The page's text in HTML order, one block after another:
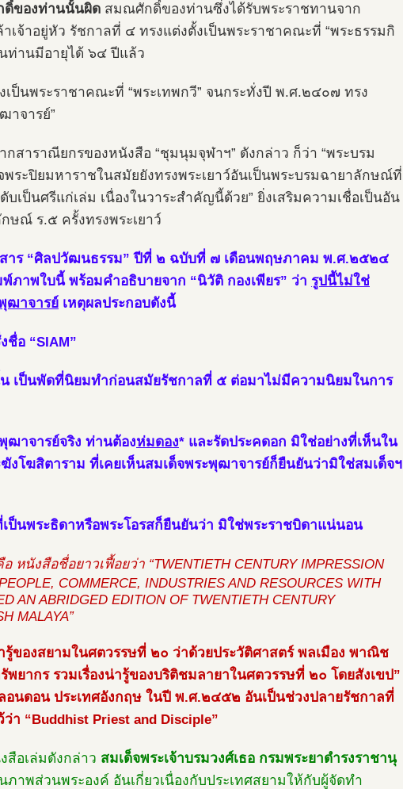
ดิ์ของท่านนั้นผิด สมณศักดิ์ของท่านซึ่งได้รับพระราชทานจาก
เจ้าอยู่หัว รัชกาลที่ ๔ ทรงแต่งตั้งเป็นพระราชาคณะที่ “พระธรรมกิ
านมีอายุได้ ๖๔ ปีแล้ว
ป็นพระราชาคณะที่ “พระเทพกวี” จนกระทั่งปี พ.ศ.๒๔๐๗ ทรง
าจารย์”
สาราณียกรของหนังสือ “ชุมนุมจุฬาฯ” ดังกล่าว ก็ว่า “พระบรม
ระปิยมหาราชในสมัยยังทรงพระเยาว์อันเป็นพระบรมฉายาลักษณ์ที่
เป็นศรีแก่เล่ม เนื่องในวาระสำคัญนี้ด้วย” ยิ่งเสริมความเชื่อเป็นอัน
ษณ์ ร.๕ ครั้งทรงพระเยาว์
าร “ศิลปวัฒนธรรม” ปีที่ ๒ ฉบับที่ ๗ เดือนพฤษภาคม พ.ศ.๒๕๒๔
าพใบนี้ พร้อมคำอธิบายจาก “นิวัติ กองเพียร” ว่า รูปนี้ไม่ใช่
ฒาจารย์ เหตุผลประกอบดังนี้
ชื่อ “SIAM”
เป็นพัดที่นิยมทำก่อนสมัยรัชกาลที่ ๕ ต่อมาไม่มีความนิยมในการ
ฒาจารย์จริง ท่านต้องห่มดอง* และรัดประคดอก มิใช่อย่างที่เห็นใน
งโฆสิตาราม ที่เคยเห็นสมเด็จพระพุฒาจารย์ก็ยืนยันว่ามิใช่สมเด็จฯ
ป็นพระธิดาหรือพระโอรสก็ยืนยันว่า มิใช่พระราชบิดาแน่นอน
หนังสือชื่อยาวเฟื้อยว่า “TWENTIETH CENTURY IMPRESSION
COMMERCE, INDUSTRIES AND RESOURCES WITH
AN ABRIDGED EDITION OF TWENTIETH CENTURY
MALAYA”
ารู้ของสยามในศตวรรษที่ ๒๐ ว่าด้วยประวัติศาสตร์ พลเมือง พาณิช
ยากร รวมเรื่องน่ารู้ของบริติชมลายาในศตวรรษที่ ๒๐ โดยสังเขป”
นดอน ประเทศอังกฤษ ในปี พ.ศ.๒๔๕๒ อันเป็นช่วงปลายรัชกาลที่
า “Buddhist Priest and Disciple”
สือเล่มดังกล่าว สมเด็จพระเจ้าบรมวงศ์เธอ กรมพระยาดำรงราชานุ
าพส่วนพระองค์ อันเกี่ยวเนื่องกับประเทศสยามให้กับผู้จัดทำ